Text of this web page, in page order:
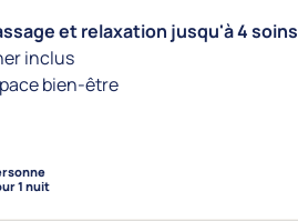
et relaxation jusqu'à 4 soins
inclus
bien-être
1 nuit